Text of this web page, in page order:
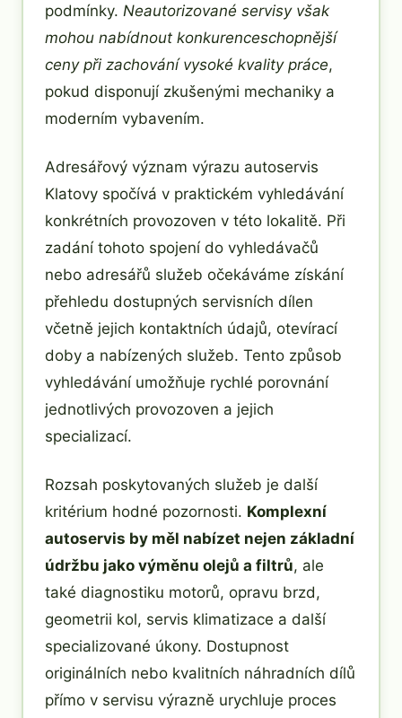
podmínky. Neautorizované servisy však
mohou nabídnout konkurenceschopnější
ceny při zachování vysoké kvality práce,
pokud disponují zkušenými mechaniky a
moderním vybavením.
Adresářový význam výrazu autoservis
Klatovy spočívá v praktickém vyhledávání
konkrétních provozoven v této lokalitě. Při
zadání tohoto spojení do vyhledávačů
nebo adresářů služeb očekáváme získání
přehledu dostupných servisních dílen
včetně jejich kontaktních údajů, otevírací
doby a nabízených služeb. Tento způsob
vyhledávání umožňuje rychlé porovnání
jednotlivých provozoven a jejich
specializací.
Rozsah poskytovaných služeb je další
kritérium hodné pozornosti. Komplexní
autoservis by měl nabízet nejen základní
údržbu jako výměnu olejů a filtrů, ale
také diagnostiku motorů, opravu brzd,
geometrii kol, servis klimatizace a další
specializované úkony. Dostupnost
originálních nebo kvalitních náhradních dílů
přímo v servisu výrazně urychluje proces